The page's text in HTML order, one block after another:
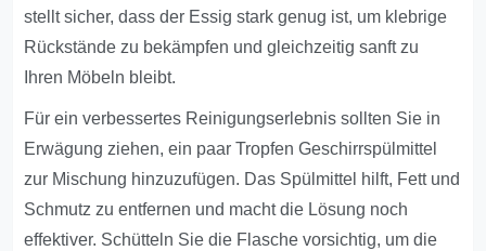
stellt sicher, dass der Essig stark genug ist, um klebrige
Rückstände zu bekämpfen und gleichzeitig sanft zu
Ihren Möbeln bleibt.
Für ein verbessertes Reinigungserlebnis sollten Sie in
Erwägung ziehen, ein paar Tropfen Geschirrspülmittel
zur Mischung hinzuzufügen. Das Spülmittel hilft, Fett und
Schmutz zu entfernen und macht die Lösung noch
effektiver. Schütteln Sie die Flasche vorsichtig, um die